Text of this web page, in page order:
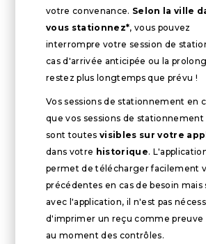
votre convenance. Selon la ville
vous stationnez*, vous pouvez
interrompre votre session de
cas d'arrivée anticipée ou la
restez plus longtemps que prévu !
Vos sessions de stationnement en
que vos sessions de
sont toutes visibles sur votre
dans votre historique.
permet de télécharger facilement
précédentes en cas de besoin mais
avec l'application, il n'est pas
d'imprimer un reçu comme preuve
au moment des contrôles.